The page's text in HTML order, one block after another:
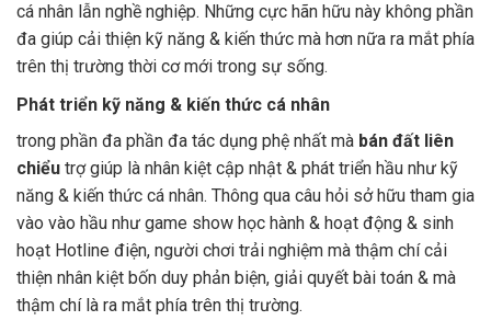
cá nhân lẫn nghề nghiệp. Những cực hãn hữu này không phần
đa giúp cải thiện kỹ năng & kiến thức mà hơn nữa ra mắt phía
trên thị trường thời cơ mới trong sự sống.
Phát triển kỹ năng & kiến thức cá nhân
trong phần đa phần đa tác dụng phệ nhất mà bán đất liên
chiểu trợ giúp là nhân kiệt cập nhật & phát triển hầu như kỹ
năng & kiến thức cá nhân. Thông qua câu hỏi sở hữu tham gia
vào vào hầu như game show học hành & hoạt động & sinh
hoạt Hotline điện, người chơi trải nghiệm mà thậm chí cải
thiện nhân kiệt bốn duy phản biện, giải quyết bài toán & mà
thậm chí là ra mắt phía trên thị trường.